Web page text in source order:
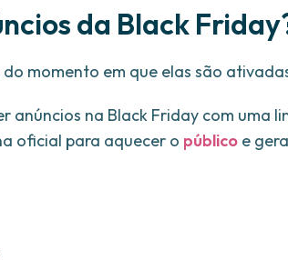
da Black
momento em que elas são
anúncios na Black Friday com uma
oficial para aquecer o público e